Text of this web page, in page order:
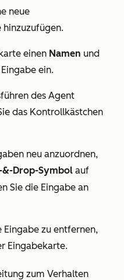
neue
hinzuzufügen.
einen Namen und
ein.
des Agent
das Kontrollkästchen
neu anzuordnen,
&-Drop-Symbol auf
Sie die Eingabe an
zu entfernen,
Eingabekarte.
zum Verhalten